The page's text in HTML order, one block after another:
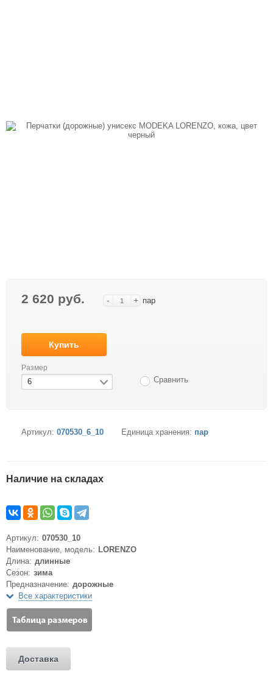
2 620 руб. - + пар
Купить
Размер
6 Сравнить
Артикул: 070530_6_10 Единица хранения: пар
Наличие на складах
Артикул: 070530_10
Наименование, модель: LORENZO
Длина: длинные
Сезон: зима
Предназначение: дорожные
Все характеристики
Доставка